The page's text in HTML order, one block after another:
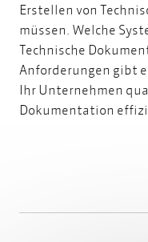
Erstellen von
müssen. Welche
Technische
Anforderungen gibt
Ihr Unternehmen
Dokumentation